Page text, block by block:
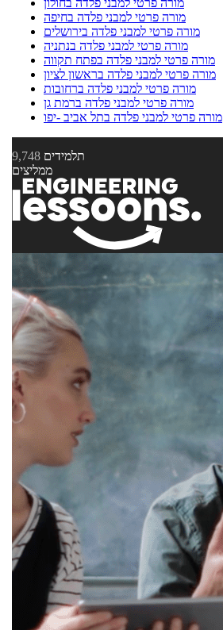
מורה פרטי למבני פלדה בחיפה
מורה פרטי למבני פלדה בירושלים
מורה פרטי למבני פלדה בנתניה
מורה פרטי למבני פלדה בפתח תקווה
מורה פרטי למבני פלדה בראשון לציון
מורה פרטי למבני פלדה ברחובות
מורה פרטי למבני פלדה ברמת גן
מורה פרטי למבני פלדה בתל אביב -יפו
9,748 תלמידים
ממליצים